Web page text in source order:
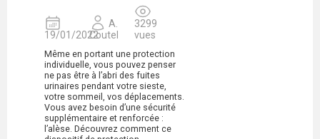
19/01/2022
A.
Coutel
3299
vues
Même en portant une protection
individuelle, vous pouvez penser
ne pas être à l’abri des fuites
urinaires pendant votre sieste,
votre sommeil, vos déplacements.
Vous avez besoin d’une sécurité
supplémentaire et renforcée :
l’alèse. Découvrez comment ce